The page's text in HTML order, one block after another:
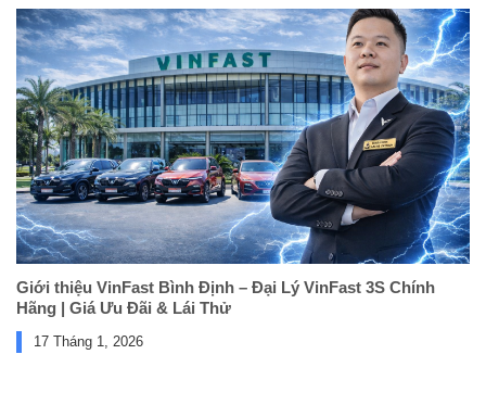
Giới thiệu VinFast Bình Định – Đại Lý VinFast 3S Chính
Hãng | Giá Ưu Đãi & Lái Thử
17 Tháng 1, 2026